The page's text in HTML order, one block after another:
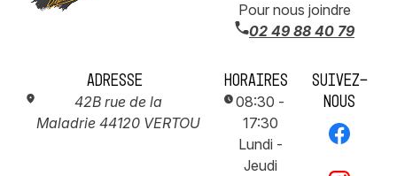
Pour nous joindre
02 49 88 40 79
Adresse
42B rue de la
Maladrie44120 VERTOU
Horaires
08:30 -
17:30
Lundi -
Jeudi
Suivez-
nous